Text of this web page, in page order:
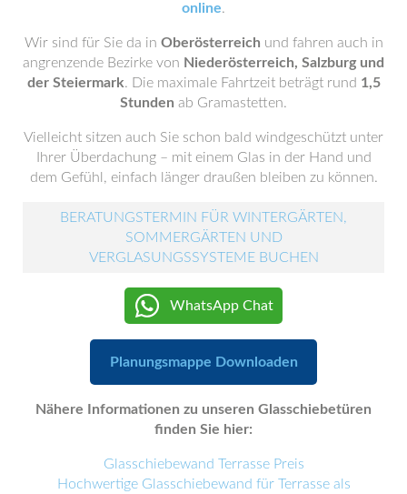
online.
Wir sind für Sie da in Oberösterreich und fahren auch in
angrenzende Bezirke von Niederösterreich, Salzburg und
der Steiermark. Die maximale Fahrtzeit beträgt rund 1,5
Stunden ab Gramastetten.
Vielleicht sitzen auch Sie schon bald windgeschützt unter
Ihrer Überdachung – mit einem Glas in der Hand und
dem Gefühl, einfach länger draußen bleiben zu können.
BERATUNGSTERMIN FÜR WINTERGÄRTEN,
SOMMERGÄRTEN UND
VERGLASUNGSSYSTEME BUCHEN
WhatsApp Chat
Planungsmappe Downloaden
Nähere Informationen zu unseren Glasschiebetüren
finden Sie hier:
Glasschiebewand Terrasse Preis
Hochwertige Glasschiebewand für Terrasse als